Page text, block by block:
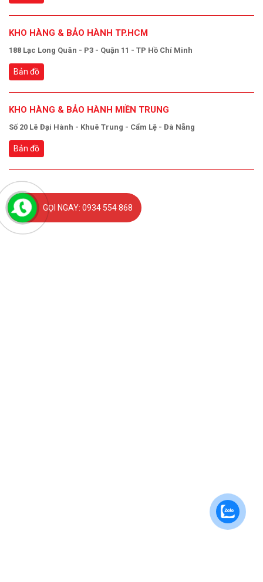
KHO HÀNG & BẢO HÀNH TP.HCM
188 Lạc Long Quân - P3 - Quận 11 - TP Hồ Chí Minh
Bản đồ
KHO HÀNG & BẢO HÀNH MIỀN TRUNG
Số 20 Lê Đại Hành - Khuê Trung - Cẩm Lệ - Đà Nẵng
Bản đồ
GỌI NGAY: 0934 554 868